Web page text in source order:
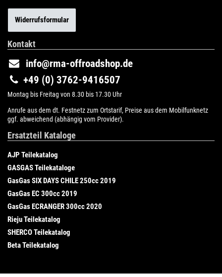
Widerrufsformular
Kontakt
info@rma-offroadshop.de
+49 (0) 3762-9416507
Montag bis Freitag von 8.30 bis 17.30 Uhr
Anrufe aus dem dt. Festnetz zum Ortstarif, Preise aus dem Mobilfunknetz
ggf. abweichend (abhängig vom Provider).
Ersatzteil Kataloge
AJP Teilekatalog
GASGAS Teilekataloge
GasGas SIX DAYS CHILE 250cc 2019
GasGas EC 300cc 2019
GasGas ECRANGER 300cc 2020
Rieju Teilekatalog
SHERCO Teilekatalog
Beta Teilekatalog